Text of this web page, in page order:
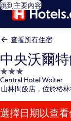
跳到主要內容
查看所有住宿
中央沃爾
3.0
星
級
住
宿
Central Hotel Wolter
山林間飯店，位於格
選擇日期以查